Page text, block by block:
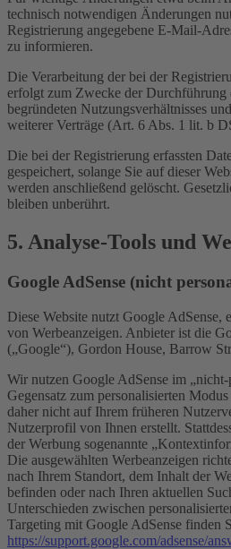
technisch notwendigen Änderungen
Registrierung angegebene E-Mail-
zu informieren.
Die Verarbeitung der bei der
erfolgt zum Zwecke der Durchführung
begründeten Nutzungsverhältnisses
weiterer Verträge (Art. 6 Abs. 1 lit. b
Die bei der Registrierung erfassten
gespeichert, solange Sie auf dieser
werden anschließend gelöscht.
bleiben unberührt.
5. Analyse-Tools und
Google AdSense (nicht
Diese Website nutzt Google AdSense,
von Werbeanzeigen. Anbieter ist die
(„Google“), Gordon House, Barrow
Wir nutzen Google AdSense im
Gegensatz zum personalisierten
daher nicht auf Ihrem früheren
Nutzerprofil von Ihnen erstellt.
der Werbung sogenannte
Die ausgewählten Werbeanzeigen
nach Ihrem Standort, dem Inhalt der
befinden oder nach Ihren aktuellen
Unterschieden zwischen
Targeting mit Google AdSense finden
https://support.google.com/adsense/